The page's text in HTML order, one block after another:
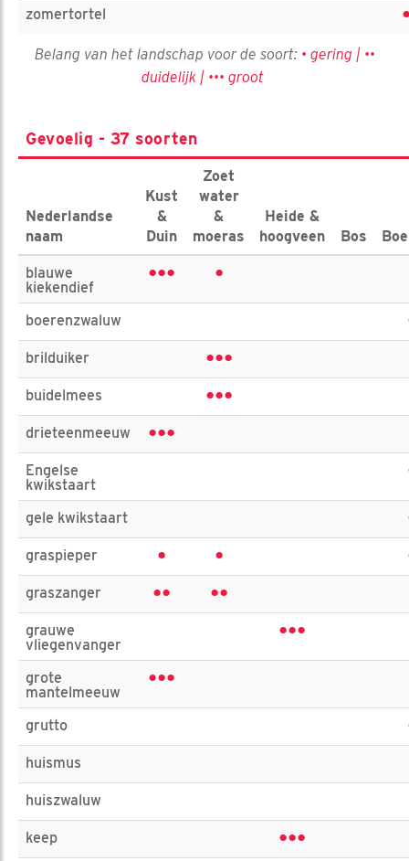
zomertortel
Belang van het landschap voor de soort: • gering | ••
duidelijk | ••• groot
Gevoelig - 37 soorten
Nederlandse
naam
Kust
&
Duin
Zoet
water
&
moeras
Heide &
hoogveen
Bos
blauwe
kiekendief
••• •
boerenzwaluw
brilduiker •••
buidelmees •••
drieteenmeeuw •••
Engelse
kwikstaart
gele kwikstaart
graspieper • •
graszanger •• ••
grauwe
vliegenvanger
•••
grote
mantelmeeuw
•••
grutto
huismus
huiszwaluw
keep •••